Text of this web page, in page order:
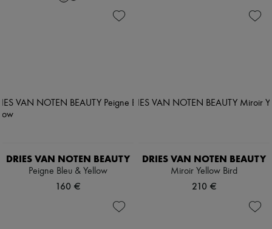
DRIES VAN NOTEN BEAUTY
Peigne Bleu & Yellow
160 €
DRIES VAN NOTEN BEAUTY
Miroir Yellow Bird
210 €